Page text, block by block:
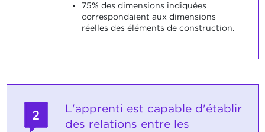
75% des dimensions indiquées
correspondaient aux dimensions
réelles des éléments de construction.
2
L'apprenti est capable d'établir
des relations entre les